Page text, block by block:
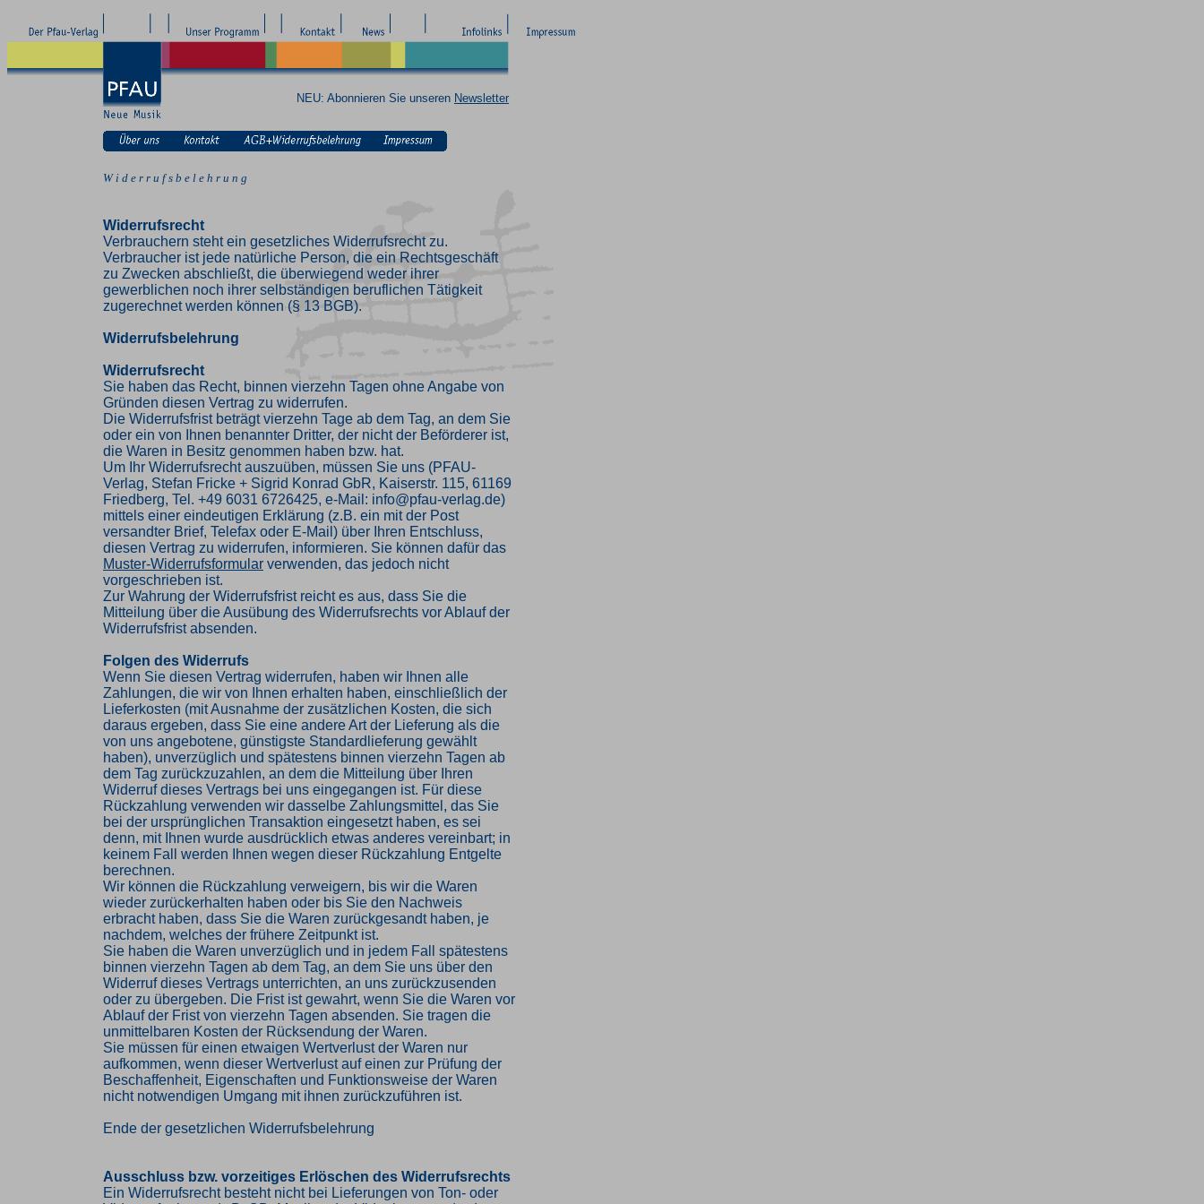
NEU: Abonnieren Sie unseren Newsletter
W i d e r r u f s b e l e h r u n g
Widerrufsrecht
Verbrauchern steht ein gesetzliches Widerrufsrecht zu.
Verbraucher ist jede natürliche Person, die ein Rechtsgeschäft
zu Zwecken abschließt, die überwiegend weder ihrer
gewerblichen noch ihrer selbständigen beruflichen Tätigkeit
zugerechnet werden können (§ 13 BGB).
Widerrufsbelehrung
Widerrufsrecht
Sie haben das Recht, binnen vierzehn Tagen ohne Angabe von
Gründen diesen Vertrag zu widerrufen.
Die Widerrufsfrist beträgt vierzehn Tage ab dem Tag, an dem Sie
oder ein von Ihnen benannter Dritter, der nicht der Beförderer ist,
die Waren in Besitz genommen haben bzw. hat.
Um Ihr Widerrufsrecht auszuüben, müssen Sie uns (PFAU-
Verlag, Stefan Fricke + Sigrid Konrad GbR, Kaiserstr. 115, 61169
Friedberg, Tel. +49 6031 6726425, e-Mail: info@pfau-verlag.de)
mittels einer eindeutigen Erklärung (z.B. ein mit der Post
versandter Brief, Telefax oder E-Mail) über Ihren Entschluss,
diesen Vertrag zu widerrufen, informieren. Sie können dafür das
Muster-Widerrufsformular verwenden, das jedoch nicht
vorgeschrieben ist.
Zur Wahrung der Widerrufsfrist reicht es aus, dass Sie die
Mitteilung über die Ausübung des Widerrufsrechts vor Ablauf der
Widerrufsfrist absenden.
Folgen des Widerrufs
Wenn Sie diesen Vertrag widerrufen, haben wir Ihnen alle
Zahlungen, die wir von Ihnen erhalten haben, einschließlich der
Lieferkosten (mit Ausnahme der zusätzlichen Kosten, die sich
daraus ergeben, dass Sie eine andere Art der Lieferung als die
von uns angebotene, günstigste Standardlieferung gewählt
haben), unverzüglich und spätestens binnen vierzehn Tagen ab
dem Tag zurückzuzahlen, an dem die Mitteilung über Ihren
Widerruf dieses Vertrags bei uns eingegangen ist. Für diese
Rückzahlung verwenden wir dasselbe Zahlungsmittel, das Sie
bei der ursprünglichen Transaktion eingesetzt haben, es sei
denn, mit Ihnen wurde ausdrücklich etwas anderes vereinbart; in
keinem Fall werden Ihnen wegen dieser Rückzahlung Entgelte
berechnen.
Wir können die Rückzahlung verweigern, bis wir die Waren
wieder zurückerhalten haben oder bis Sie den Nachweis
erbracht haben, dass Sie die Waren zurückgesandt haben, je
nachdem, welches der frühere Zeitpunkt ist.
Sie haben die Waren unverzüglich und in jedem Fall spätestens
binnen vierzehn Tagen ab dem Tag, an dem Sie uns über den
Widerruf dieses Vertrags unterrichten, an uns zurückzusenden
oder zu übergeben. Die Frist ist gewahrt, wenn Sie die Waren vor
Ablauf der Frist von vierzehn Tagen absenden. Sie tragen die
unmittelbaren Kosten der Rücksendung der Waren.
Sie müssen für einen etwaigen Wertverlust der Waren nur
aufkommen, wenn dieser Wertverlust auf einen zur Prüfung der
Beschaffenheit, Eigenschaften und Funktionsweise der Waren
nicht notwendigen Umgang mit ihnen zurückzuführen ist.
Ende der gesetzlichen Widerrufsbelehrung
Ausschluss bzw. vorzeitiges Erlöschen des Widerrufsrechts
Ein Widerrufsrecht besteht nicht bei Lieferungen von Ton- oder